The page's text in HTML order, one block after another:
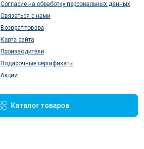
Согласие на обработку персональных данных
Связаться с нами
Возврат товара
Карта сайта
Производители
Подарочные сертификаты
Акции
Каталог товаров